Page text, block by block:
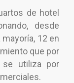
de hotel
desde
mayoría, 12 en
que por
se utiliza por